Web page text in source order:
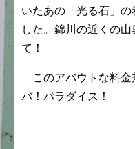
いたあの「光る石」
した。錦川の近くの
て！
このアバウトな料金
バ！パラダイス！